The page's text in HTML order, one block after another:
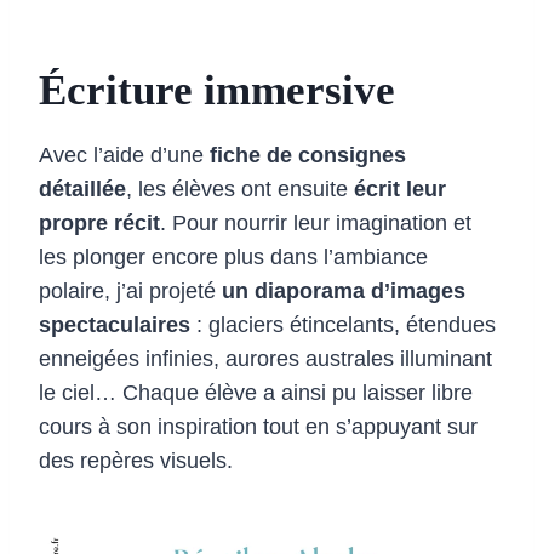
Écriture immersive
Avec l’aide d’une fiche de consignes
détaillée, les élèves ont ensuite écrit leur
propre récit. Pour nourrir leur imagination et
les plonger encore plus dans l’ambiance
polaire, j’ai projeté un diaporama d’images
spectaculaires : glaciers étincelants, étendues
enneigées infinies, aurores australes illuminant
le ciel… Chaque élève a ainsi pu laisser libre
cours à son inspiration tout en s’appuyant sur
des repères visuels.